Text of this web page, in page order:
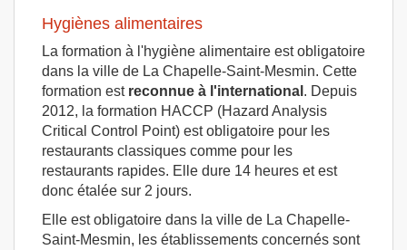
Hygiènes alimentaires
La formation à l'hygiène alimentaire est obligatoire
dans la ville de La Chapelle-Saint-Mesmin. Cette
formation estreconnue à l'international . Depuis
2012, la formation HACCP (Hazard Analysis
Critical Control Point) est obligatoire pour les
restaurants classiques comme pour les
restaurants rapides. Elle dure 14 heures et est
donc étalée sur 2 jours.
Elle est obligatoire dans la ville de La Chapelle-
Saint-Mesmin, les établissements concernés sont